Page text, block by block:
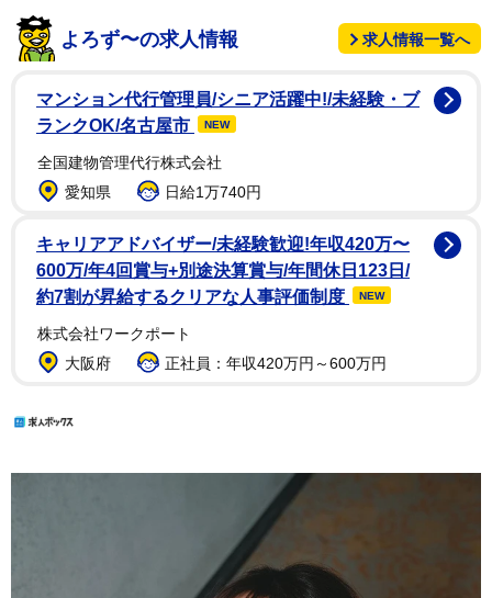
よろず〜の求人情報 求人情報一覧へ
マンション代行管理員/シニア活躍中!/未経験・ブ
ランクOK/名古屋市
NEW
全国建物管理代行株式会社
愛知県
日給1万740円
キャリアアドバイザー/未経験歓迎!年収420万〜
600万/年4回賞与+別途決算賞与/年間休日123日/
約7割が昇給するクリアな人事評価制度
NEW
株式会社ワークポート
大阪府
正社員：年収420万円～600万円